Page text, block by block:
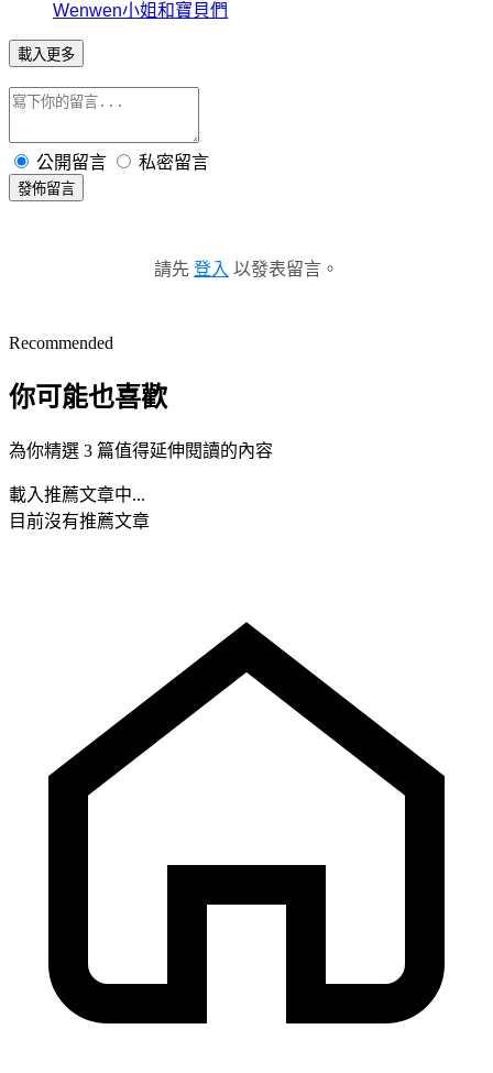
Wenwen小姐和寶貝們
載入更多
公開留言 私密留言
發佈留言
請先 登入 以發表留言。
Recommended
你可能也喜歡
為你精選 3 篇值得延伸閱讀的內容
載入推薦文章中...
目前沒有推薦文章